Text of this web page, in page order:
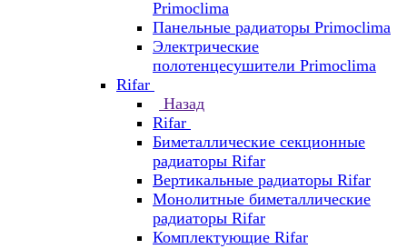
Primoclima
Панельные радиаторы Primoclima
Электрические
полотенцесушители Primoclima
Rifar
Назад
Rifar
Биметаллические секционные
радиаторы Rifar
Вертикальные радиаторы Rifar
Монолитные биметаллические
радиаторы Rifar
Комплектующие Rifar